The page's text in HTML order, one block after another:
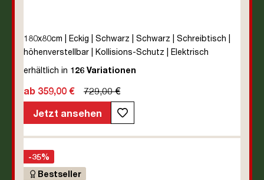
180x80cm | Eckig | Schwarz | Schwarz | Schreibtisch |
höhenverstellbar | Kollisions-Schutz | Elektrisch
höhenverstellbar | Kindersicherung | Metall | Holz |
Herstellergarantie | unmontiert | TÜV© mobiles Arbeiten
| bis zu 80 kg | Y-Line | Steckertyp C
erhältlich in 126 Variationen
ab 359,00 €
729,00 €
Jetzt ansehen
-35%
Bestseller